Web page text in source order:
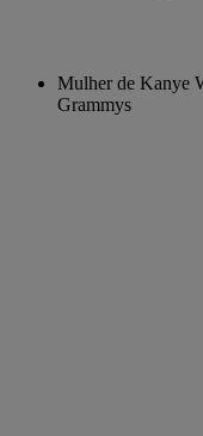
Mulher de Kanye
Grammys